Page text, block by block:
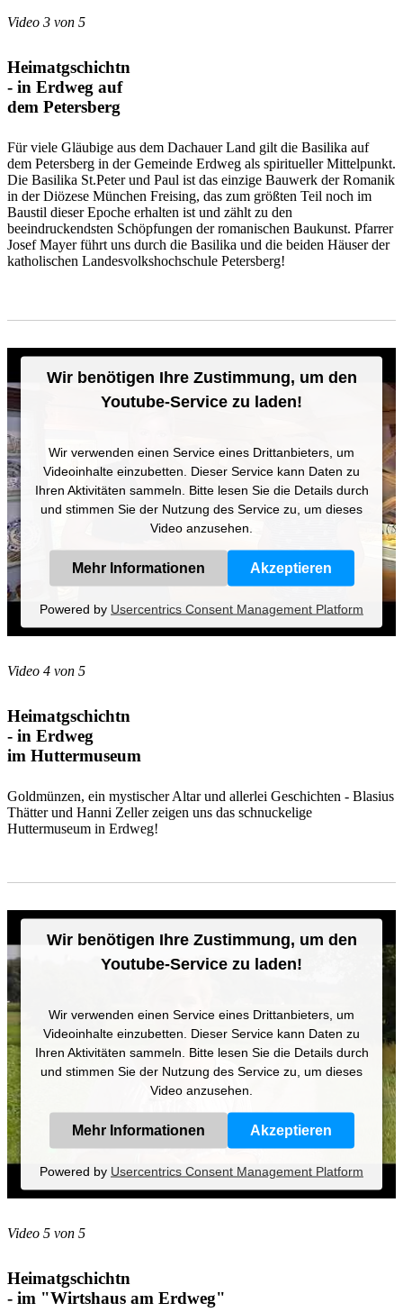
Video 3 von 5
Heimatgschichtn
- in Erdweg auf
dem Petersberg
Für viele Gläubige aus dem Dachauer Land gilt die Basilika auf
dem Petersberg in der Gemeinde Erdweg als spiritueller Mittelpunkt.
Die Basilika St.Peter und Paul ist das einzige Bauwerk der Romanik
in der Diözese München Freising, das zum größten Teil noch im
Baustil dieser Epoche erhalten ist und zählt zu den
beeindruckendsten Schöpfungen der romanischen Baukunst. Pfarrer
Josef Mayer führt uns durch die Basilika und die beiden Häuser der
katholischen Landesvolkshochschule Petersberg!
Wir benötigen Ihre Zustimmung, um den
Youtube-Service zu laden!
Wir verwenden einen Service eines Drittanbieters, um
Videoinhalte einzubetten. Dieser Service kann Daten zu
Ihren Aktivitäten sammeln. Bitte lesen Sie die Details durch
und stimmen Sie der Nutzung des Service zu, um dieses
Video anzusehen.
Mehr Informationen Akzeptieren
Powered by Usercentrics Consent Management Platform
Video 4 von 5
Heimatgschichtn
- in Erdweg
im Huttermuseum
Goldmünzen, ein mystischer Altar und allerlei Geschichten - Blasius
Thätter und Hanni Zeller zeigen uns das schnuckelige
Huttermuseum in Erdweg!
Wir benötigen Ihre Zustimmung, um den
Youtube-Service zu laden!
Wir verwenden einen Service eines Drittanbieters, um
Videoinhalte einzubetten. Dieser Service kann Daten zu
Ihren Aktivitäten sammeln. Bitte lesen Sie die Details durch
und stimmen Sie der Nutzung des Service zu, um dieses
Video anzusehen.
Mehr Informationen Akzeptieren
Powered by Usercentrics Consent Management Platform
Video 5 von 5
Heimatgschichtn
- im "Wirtshaus am Erdweg"